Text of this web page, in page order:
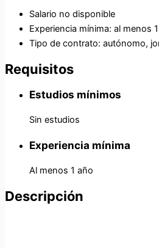
Salario no disponible
Experiencia mínima: al menos
Tipo de contrato: autónomo,
Requisitos
Estudios mínimos
Sin estudios
Experiencia mínima
Al menos 1 año
Descripción